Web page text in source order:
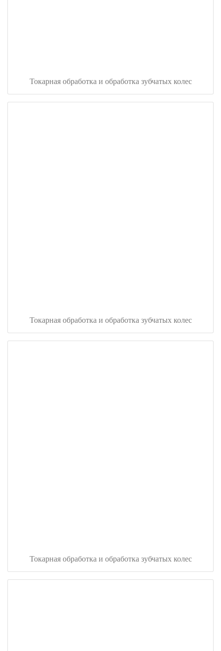
Токарная обработка и обработка зубчатых колес
Токарная обработка и обработка зубчатых колес
Токарная обработка и обработка зубчатых колес